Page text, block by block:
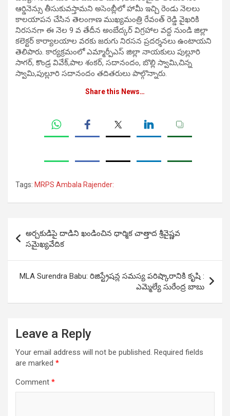
ఆర్డినెన్సు తీసుకువస్తామని అసెంబ్లీలో హామీ ఇచ్చి రెండు నెలలు
కాలయాపన చేసిన తెలంగాణ ముఖ్యమంత్రి రేవంత్ రెడ్డి వైఖరికి
నిరసనగా ఈ నెల 9 వ తేదీన అంబేద్కర్ విగ్రహాల వద్ద నుండి జిల్లా
కలెక్టర్ కార్యాలయాల వరకు జరుగు నిరసన ప్రదర్శనలు ఉంటాయని
తెలిపారు. కార్యక్రమంలో ఎమ్మార్పీఎస్‌ జిల్లా నాయకులు పుల్లూరి
సాగర్, కొండ్ర వివేక్,పాల శంకర్, సదానందం, బొల్లి స్వామి,చిన్న
స్వామి,పుల్లూరి సదానందం తదితరులు పాల్గొన్నారు.
Share this News…
Tags: MRPS Ambala Rajender:
navigation
అర్చకుడిపై దాడిని ఖండించిన ధార్మిక చాత్తాద శ్రీవైష్ణవ
సమైఖ్యవేదిక
MLA Surendra Babu: రిజిస్ట్రేషన్ల సమస్య ప‌రిష్కారానికి కృషి :
ఎమ్మెల్యే సురేంద్ర బాబు
Leave a Reply
Your email address will not be published. Required fields
are marked *
Comment *